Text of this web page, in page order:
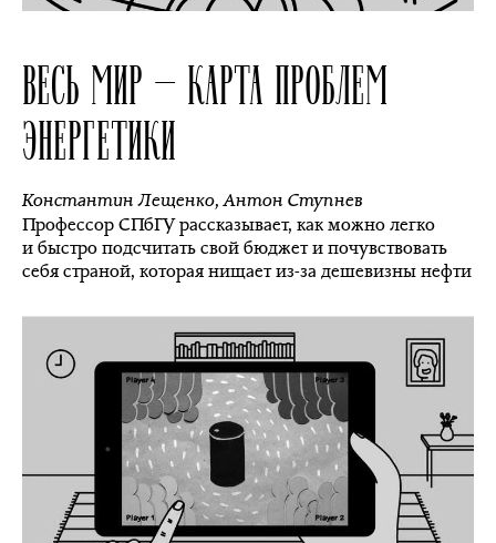
ВЕСЬ МИР — КАРТА ПРОБЛЕМ
ЭНЕРГЕТИКИ
Константин Лещенко,Антон Ступнев
Профессор СПбГУ рассказывает, как можно легко
и быстро подсчитать свой бюджет и почувствовать
себя страной, которая нищает из-за дешевизны нефти